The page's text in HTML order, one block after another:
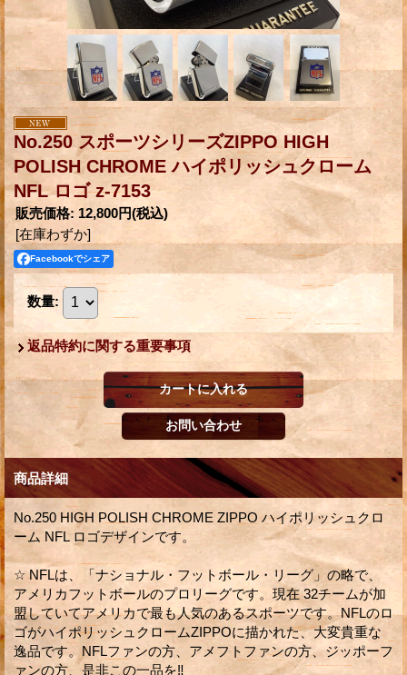
No.250 スポーツシリーズZIPPO HIGH
POLISH CHROME ハイポリッシュクローム
NFL ロゴ z-7153
販売価格: 12,800円(税込)
[在庫わずか]
Facebookでシェア
数量:
返品特約に関する重要事項
商品詳細
No.250 HIGH POLISH CHROME ZIPPO ハイポリッシュクロ
ーム NFL ロゴデザインです。
☆ NFLは、「ナショナル・フットボール・リーグ」の略で、
アメリカフットボールのプロリーグです。現在 32チームが加
盟していてアメリカで最も人気のあるスポーツです。NFLのロ
ゴがハイポリッシュクロームZIPPOに描かれた、大変貴重な
逸品です。NFLファンの方、アメフトファンの方、ジッポーフ
ァンの方、是非この一品を‼︎